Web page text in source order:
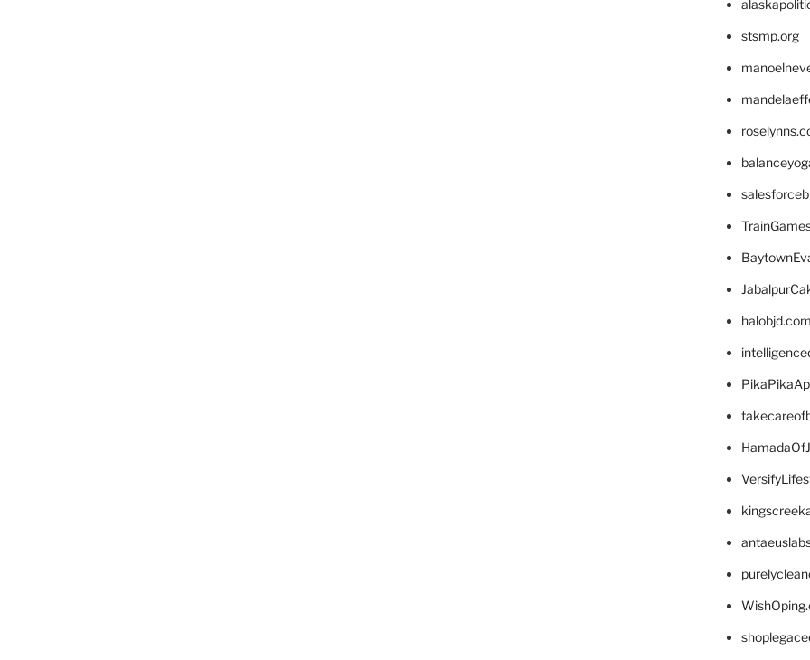
stsmp.org
halobjd.com